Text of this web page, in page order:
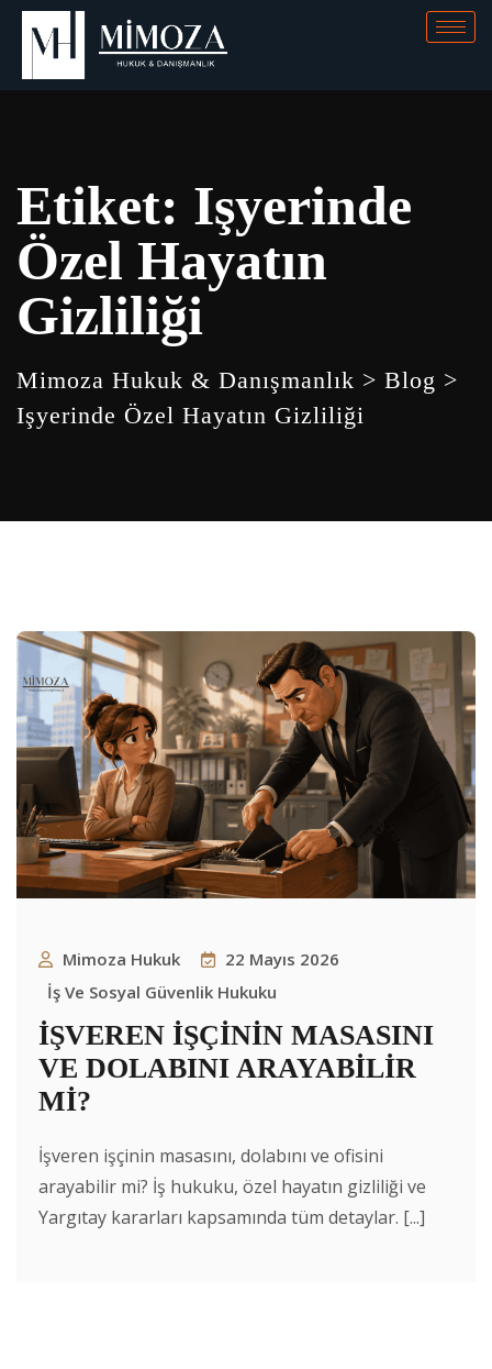
Etiket: Işyerinde
Özel Hayatın
Gizliliği
Mimoza Hukuk & Danışmanlık > Blog >
Işyerinde Özel Hayatın Gizliliği
Mimoza Hukuk
22 Mayıs 2026
İş Ve Sosyal Güvenlik Hukuku
İŞVEREN İŞÇİNİN MASASINI
VE DOLABINI ARAYABİLİR
Mİ?
İşveren işçinin masasını, dolabını ve ofisini
arayabilir mi? İş hukuku, özel hayatın gizliliği ve
Yargıtay kararları kapsamında tüm detaylar. [...]